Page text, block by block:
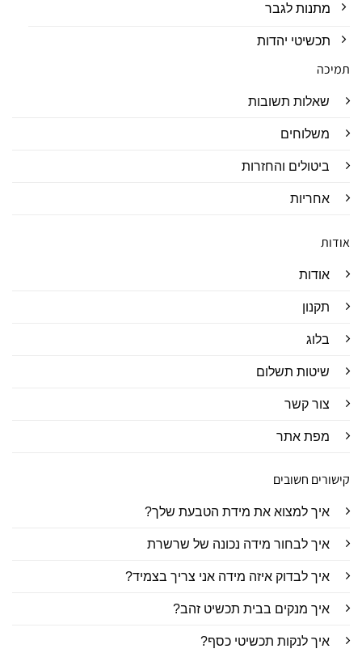
מתנות לגבר
תכשיטי יהדות
תמיכה
שאלות תשובות
משלוחים
ביטולים והחזרות
אחריות
אודות
אודות
תקנון
בלוג
שיטות תשלום
צור קשר
מפת אתר
קישורים חשובים
איך למצוא את מידת הטבעת שלך?
איך לבחור מידה נכונה של שרשרת
איך לבדוק איזה מידה אני צריך בצמיד?
איך מנקים בבית תכשיט זהב?
איך לנקות תכשיטי כסף?